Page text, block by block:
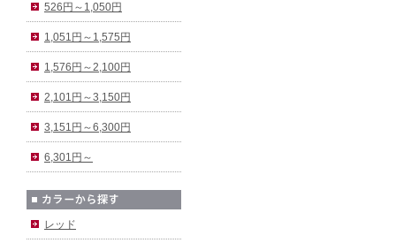
526円～1,050円
1,051円～1,575円
1,576円～2,100円
2,101円～3,150円
3,151円～6,300円
6,301円～
レッド